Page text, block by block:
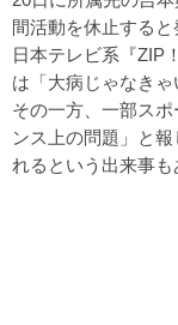
間活動を休止すると
日本テレビ系『ZIP
は「大病じゃなき
その一方、一部ス
ンス上の問題」と
れるという出来事も